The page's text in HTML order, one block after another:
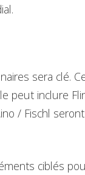
sera clé.
peut inclure
/ Fischl
ciblés